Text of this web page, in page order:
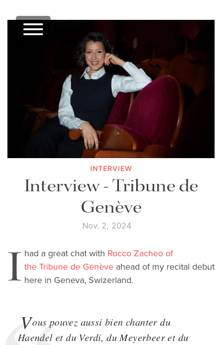
INTERVIEW
Interview - Tribune de
Genève
Nov. 2, 2024
I had a great chat with Rocco Zacheo of
the Tribune de Genève ahead of my recital debut
here in Geneva, Swizerland.
Vous pouvez aussi bien chanter du
Haendel et du Verdi, du Meyerbeer et du